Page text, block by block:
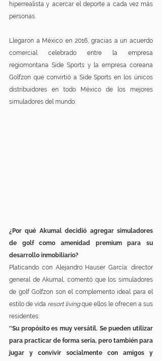
hiperrealista y acercar el deporte a cada vez más
personas.
Llegaron a México en 2016, gracias a un acuerdo
comercial celebrado entre la empresa
regiomontana Side Sports y la empresa coreana
Golfzon que convirtió a Side Sports en los únicos
distribuidores en todo México de los mejores
simuladores del mundo.
¿Por qué Akumal decidió agregar simuladores
de golf como amenidad premium para su
desarrollo inmobiliario?
Platicando con Alejandro Hauser García: director
general de Akumal, comentó que los simuladores
de golf Golfzon son el complemento ideal para el
estilo de vida resort living que ellos le ofrecen a sus
residentes:
‘‘Su propósito es muy versátil. Se pueden utilizar
para practicar de forma seria, pero también para
jugar y convivir socialmente con amigos y